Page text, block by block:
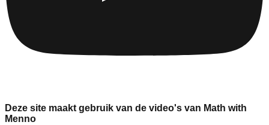
Deze site maakt gebruik van de video's van Math with
Menno